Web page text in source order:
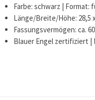
Farbe: schwarz | Format:
Länge/Breite/Höhe: 28,5
Fassungsvermögen: ca.
Blauer Engel zertifiziert |